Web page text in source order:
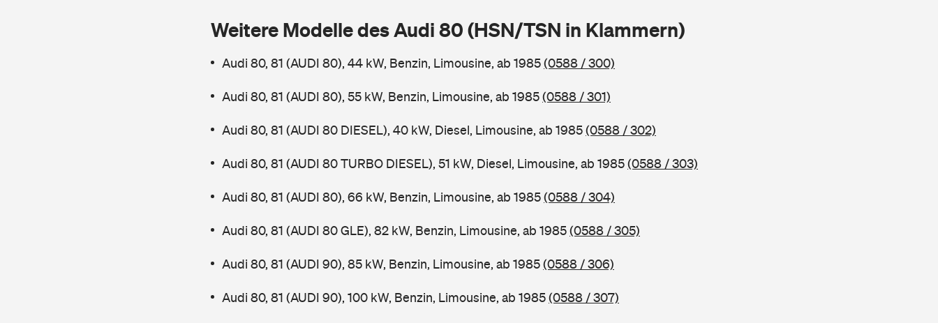
Weitere Modelle des Audi 80 (HSN/TSN in Klammern)
Audi 80, 81 (AUDI 80), 44 kW, Benzin, Limousine, ab 1985(0588 / 300)
Audi 80, 81 (AUDI 80), 55 kW, Benzin, Limousine, ab 1985(0588 / 301)
Audi 80, 81 (AUDI 80 DIESEL), 40 kW, Diesel, Limousine, ab 1985(0588 / 302)
Audi 80, 81 (AUDI 80 TURBO DIESEL), 51 kW, Diesel, Limousine, ab 1985(0588 / 303)
Audi 80, 81 (AUDI 80), 66 kW, Benzin, Limousine, ab 1985(0588 / 304)
Audi 80, 81 (AUDI 80 GLE), 82 kW, Benzin, Limousine, ab 1985(0588 / 305)
Audi 80, 81 (AUDI 90), 85 kW, Benzin, Limousine, ab 1985(0588 / 306)
Audi 80, 81 (AUDI 90), 100 kW, Benzin, Limousine, ab 1985(0588 / 307)